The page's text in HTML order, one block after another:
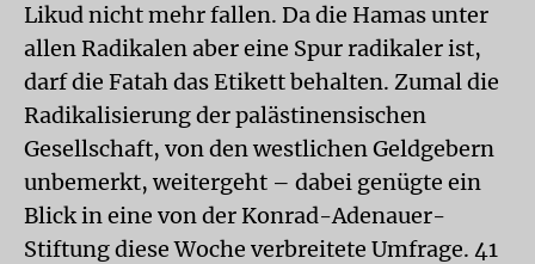
Likud nicht mehr fallen. Da die Hamas unter
allen Radikalen aber eine Spur radikaler ist,
darf die Fatah das Etikett behalten. Zumal die
Radikalisierung der palästinensischen
Gesellschaft, von den westlichen Geldgebern
unbemerkt, weitergeht – dabei genügte ein
Blick in eine von der Konrad-Adenauer-
Stiftung diese Woche verbreitete Umfrage. 41